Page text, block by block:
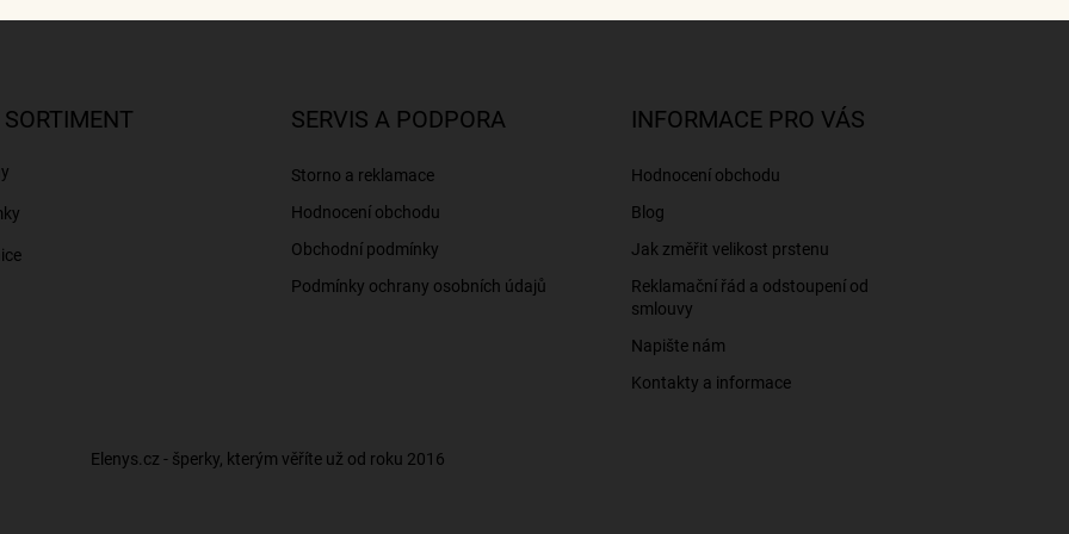
SERVIS A PODPORA
Storno a reklamace
Hodnocení obchodu
Obchodní podmínky
Podmínky ochrany osobních údajů
INFORMACE PRO VÁS
Hodnocení obchodu
Blog
Jak změřit velikost prstenu
Reklamační řád a odstoupení od
smlouvy
Napište nám
Kontakty a informace
Elenys.cz - šperky, kterým věříte už od roku 2016